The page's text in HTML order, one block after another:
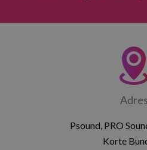
Adres
Psound, PRO
Korte